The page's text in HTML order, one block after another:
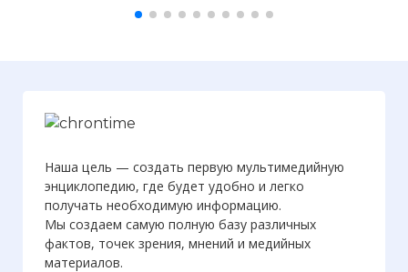
Наша цель — создать первую мультимедийную
энциклопедию, где будет удобно и легко
получать необходимую информацию.
Мы создаем самую полную базу различных
фактов, точек зрения, мнений и медийных
материалов.